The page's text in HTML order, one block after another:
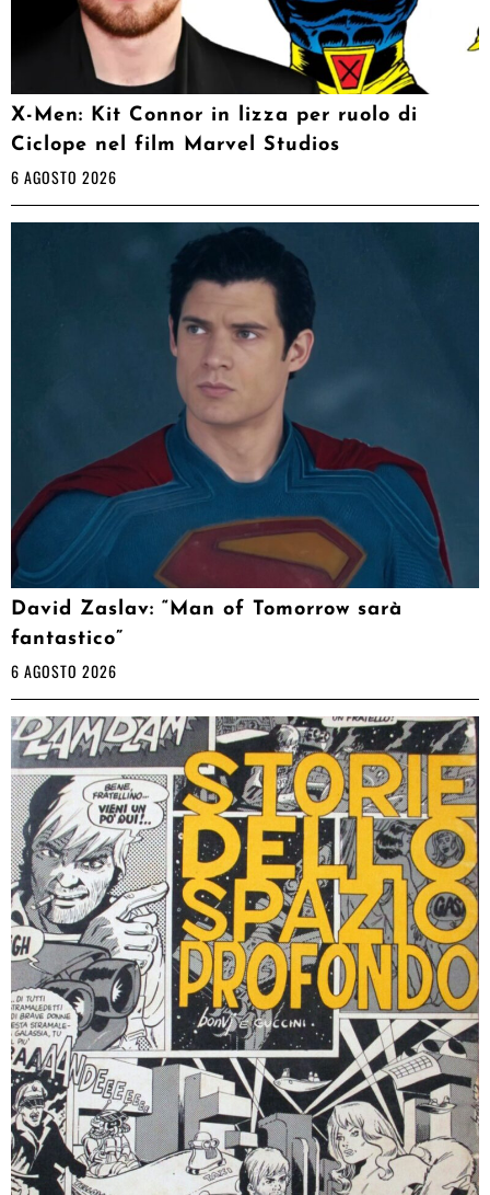
X-Men: Kit Connor in lizza per ruolo di
Ciclope nel film Marvel Studios
6 AGOSTO 2026
David Zaslav: “Man of Tomorrow sarà
fantastico”
6 AGOSTO 2026